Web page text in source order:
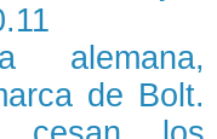
alemana,
de Bolt.